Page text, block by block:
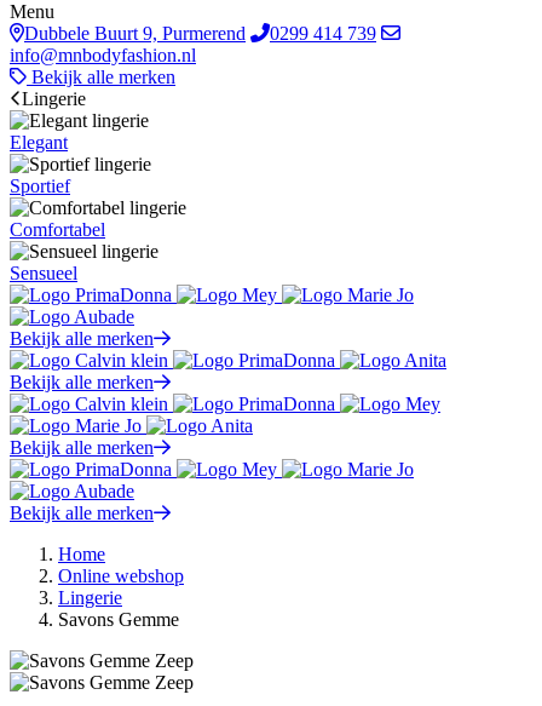
Menu
Dubbele Buurt 9, Purmerend
0299 414 739
info@mnbodyfashion.nl
Bekijk alle merken
Lingerie
Elegant
Sportief
Comfortabel
Sensueel
Bekijk alle merken
Bekijk alle merken
Bekijk alle merken
Bekijk alle merken
Home
Online webshop
Lingerie
Savons Gemme